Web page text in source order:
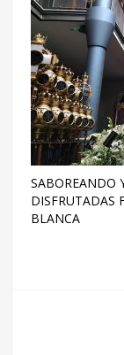
SABOREANDO
DISFRUTADAS
BLANCA